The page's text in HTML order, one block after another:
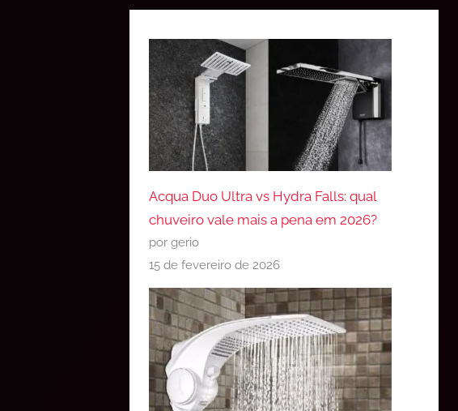
Acqua Duo Ultra vs Hydra Falls: qual
chuveiro vale mais a pena em 2026?
por gerio
15 de fevereiro de 2026